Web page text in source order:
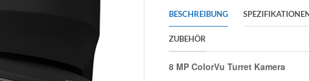
BESCHREIBUNG
ZUBEHÖR
8 MP ColorVu Turret Kamera